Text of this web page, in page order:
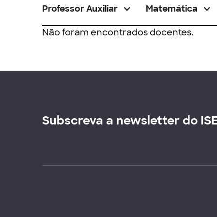
Professor Auxiliar Matemática
Não foram encontrados docentes.
Subscreva a newsletter do